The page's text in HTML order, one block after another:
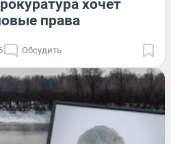
хочет
права
Обсудить